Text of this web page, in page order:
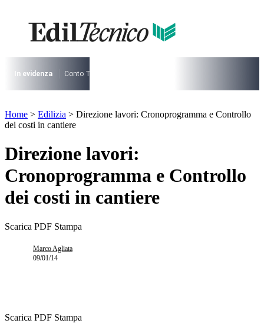
contenuto
I più cercati
Lorem ipsum dolor sit amet consectetur
Lorem ipsum dolor sit amet consectetur
In evidenza Conto Termico
I più cercati
Lorem ipsum dolor sit amet consectetur
Lorem ipsum dolor sit amet consectetur
Home > Edilizia > Direzione lavori: Cronoprogramma e Controllo
dei costi in cantiere
Direzione lavori:
Cronoprogramma e Controllo
dei costi in cantiere
Scarica PDF Stampa
Marco Agliata
09/01/14
Scarica PDF Stampa